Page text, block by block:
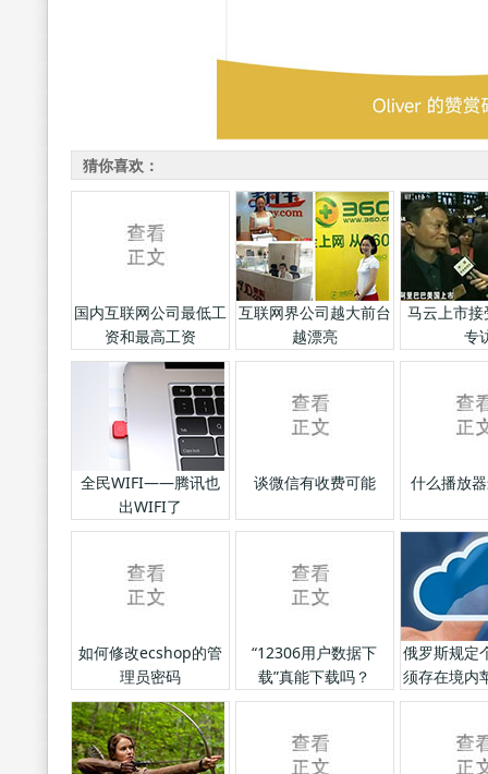
猜你喜欢：
国内互联网公司最低工
资和最高工资
互联网界公司越大前台
越漂亮
马云上市接
专
全民WIFI——腾讯也
出WIFI了
谈微信有收费可能 什么播放
如何修改ecshop的管
理员密码
“12306用户数据下
载”真能下载吗？
俄罗斯规定
须存在境内
影